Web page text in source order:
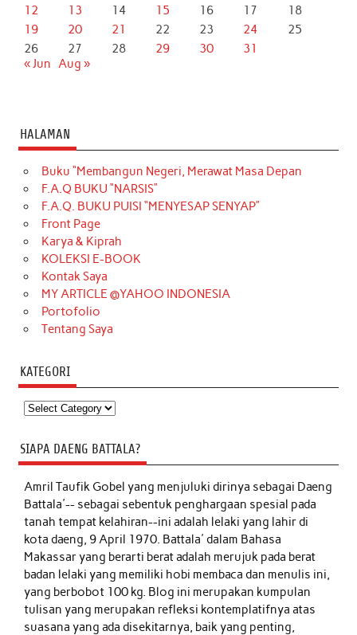
12
13 14 15 16 17
18
19
20 21 22 23 24
25
26
27 28 29 30
31
« Jun Aug »
HALAMAN
Buku “Membangun Negeri, Merawat Masa Depan
F.A.Q BUKU “NARSIS”
F.A.Q. BUKU PUISI “MENYESAP SENYAP”
Front Page
Karya & Kiprah
KOLEKSI E-BOOK
Kontak Saya
MY ARTICLE @YAHOO INDONESIA
Portofolio
Tentang Saya
KATEGORI
Kategori
SIAPA DAENG BATTALA?
Amril Taufik Gobelyang menjuluki dirinya sebagai Daeng
Battala'-- sebagai sebentuk penghargaan spesial pada
tanah tempat kelahiran--ini adalah lelaki yang lahir di
kota daeng, 9 April 1970. Battala' dalam Bahasa
Makassar yang berarti berat adalah merujuk pada berat
badan lelaki yang memiliki hobi membaca dan menulis ini,
yang berbobot 100 kg. Blog ini merupakan kumpulan
tulisan yang merupakan refleksi kontemplatifnya atas
suasana yang ada disekitarnya, baik yang penting,